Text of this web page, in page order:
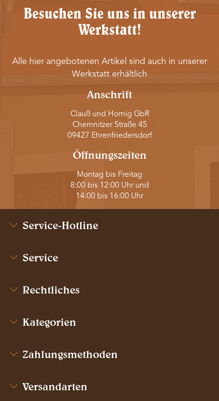
Besuchen Sie uns in unserer
Werkstatt!
Alle hier angebotenen Artikel sind auch in unserer
Werkstatt erhältlich
Anschrift
Clauß und Hornig GbR
Chemnitzer Straße 45
09427 Ehrenfriedersdorf
Öffnungszeiten
Montag bis Freitag
8:00 bis 12:00 Uhr und
14:00 bis 16:00 Uhr
Service-Hotline
Service
Rechtliches
Kategorien
Zahlungsmethoden
Versandarten